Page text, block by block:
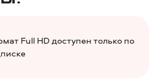
Full HD доступен только по